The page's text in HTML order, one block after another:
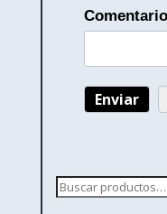
Buscar